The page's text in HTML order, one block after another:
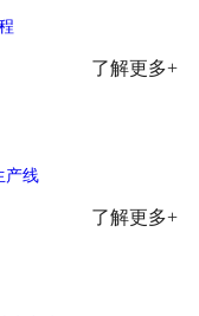
了解更多+
了解更多+